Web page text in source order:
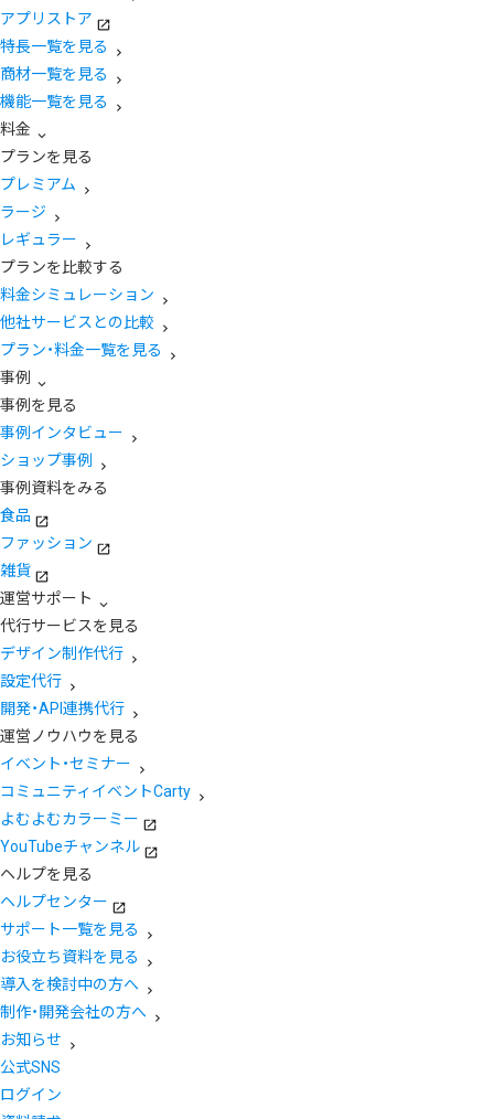
アプリストア
特長一覧を見る
商材一覧を見る
機能一覧を見る
料金
プランを見る
プレミアム
ラージ
レギュラー
プランを比較する
料金シミュレーション
他社サービスとの比較
プラン・料金一覧を見る
事例
事例を見る
事例インタビュー
ショップ事例
事例資料をみる
食品
ファッション
雑貨
運営サポート
代行サービスを見る
デザイン制作代行
設定代行
開発・API連携代行
運営ノウハウを見る
イベント・セミナー
コミュニティイベントCarty
よむよむカラーミー
YouTubeチャンネル
ヘルプを見る
ヘルプセンター
サポート一覧を見る
お役立ち資料を見る
導入を検討中の方へ
制作・開発会社の方へ
お知らせ
公式SNS
ログイン